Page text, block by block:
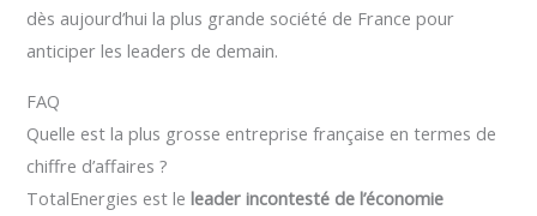
dès aujourd’hui la plus grande société de France pour
anticiper les leaders de demain.
FAQ
Quelle est la plus grosse entreprise française en termes de
chiffre d’affaires ?
TotalEnergies est leleader incontesté de l’économie